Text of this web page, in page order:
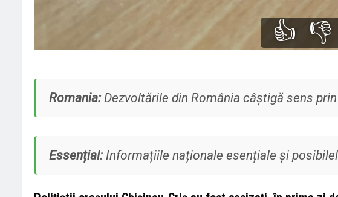
👍 👎
Romania:Dezvoltările din România câștigă sens
Essențial:Informațiile naționale esențiale și